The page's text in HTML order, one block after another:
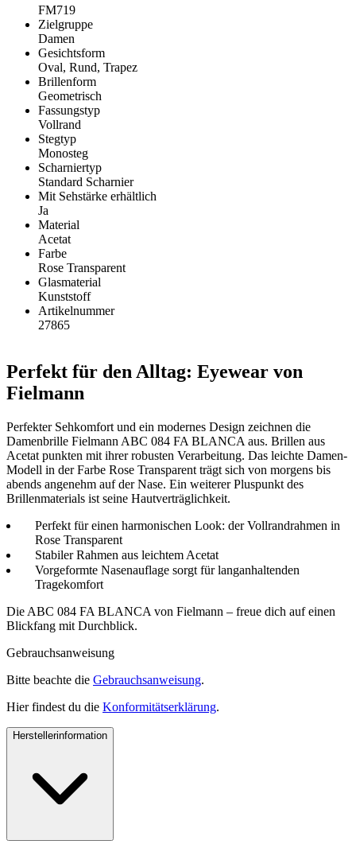
FM719
Zielgruppe
Damen
Gesichtsform
Oval, Rund, Trapez
Brillenform
Geometrisch
Fassungstyp
Vollrand
Stegtyp
Monosteg
Scharniertyp
Standard Scharnier
Mit Sehstärke erhältlich
Ja
Material
Acetat
Farbe
Rose Transparent
Glasmaterial
Kunststoff
Artikelnummer
27865
Perfekt für den Alltag: Eyewear von
Fielmann
Perfekter Sehkomfort und ein modernes Design zeichnen die
Damenbrille Fielmann ABC 084 FA BLANCA aus. Brillen aus
Acetat punkten mit ihrer robusten Verarbeitung. Das leichte Damen-
Modell in der Farbe Rose Transparent trägt sich von morgens bis
abends angenehm auf der Nase. Ein weiterer Pluspunkt des
Brillenmaterials ist seine Hautverträglichkeit.
Perfekt für einen harmonischen Look: der Vollrandrahmen in
Rose Transparent
Stabiler Rahmen aus leichtem Acetat
Vorgeformte Nasenauflage sorgt für langanhaltenden
Tragekomfort
Die ABC 084 FA BLANCA von Fielmann – freue dich auf einen
Blickfang mit Durchblick.
Gebrauchsanweisung
Bitte beachte die Gebrauchsanweisung.
Hier findest du die Konformitätserklärung.
Herstellerinformation